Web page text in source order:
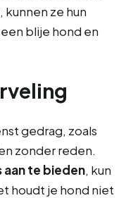
ze hun
blije hond en
gedrag, zoals
zonder reden.
aan te bieden, kun
houdt je hond niet